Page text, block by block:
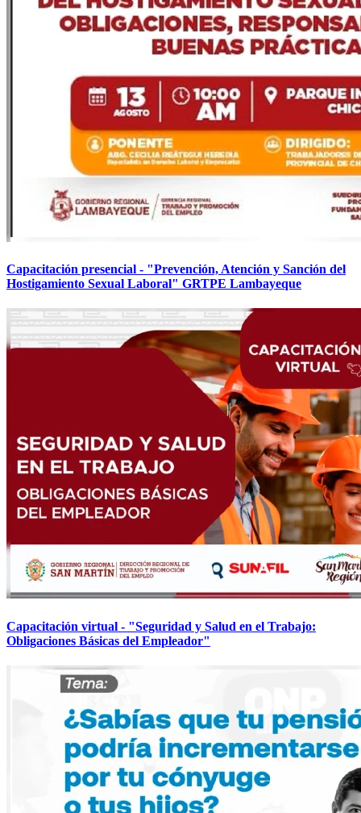
Capacitación presencial - "Prevención, Atención y Sanción del
Hostigamiento Sexual Laboral" GRTPE Lambayeque
Capacitación virtual - "Seguridad y Salud en el Trabajo:
Obligaciones Básicas del Empleador"